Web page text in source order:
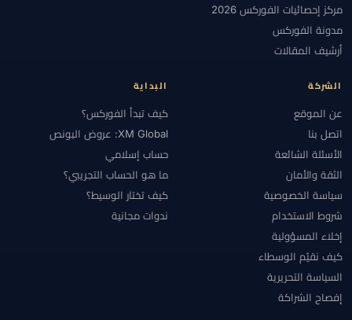
مركز إحصائيات الفوركس 2026
مدونة الفوركس
أرشيف المقالات
الشركة
عن الموقع
اتصل بنا
الأسئلة الشائعة
الثقة والأمان
سياسة الخصوصية
شروط الاستخدام
إخلاء المسؤولية
كيف نقيّم الوسطاء
السياسة التحريرية
إفصاح الشراكة
البداية
كيف تبدأ الفوركس؟
XM Global: عروض البونص
حساب إسلامي
ما هو الحساب التجريبي؟
كيف تختار الوسيط؟
ندوات مجانية